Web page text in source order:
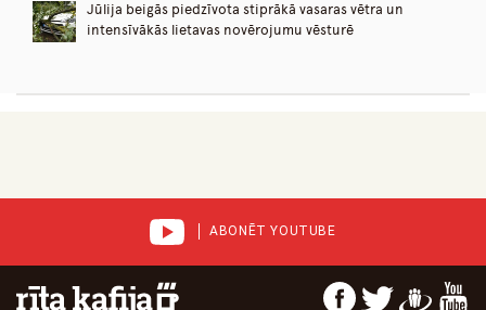
Jūlija beigās piedzīvota stiprākā vasaras vētra un
intensīvākās lietavas novērojumu vēsturē
ABONĒT YOUTUBE